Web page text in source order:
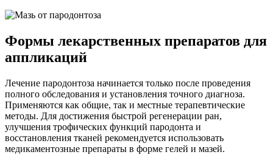
Формы лекарственных препаратов для
аппликаций
Лечение пародонтоза начинается только после проведения
полного обследования и установления точного диагноза.
Применяются как общие, так и местные терапевтические
методы. Для достижения быстрой регенерации ран,
улучшения трофических функций пародонта и
восстановления тканей рекомендуется использовать
медикаментозные препараты в форме гелей и мазей.